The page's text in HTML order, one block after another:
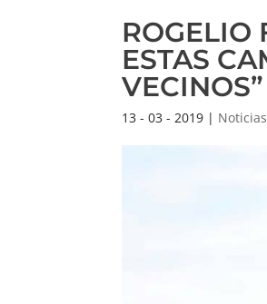
ROGELIO
ESTAS
VECINOS”
13 - 03 - 2019 | Noticias